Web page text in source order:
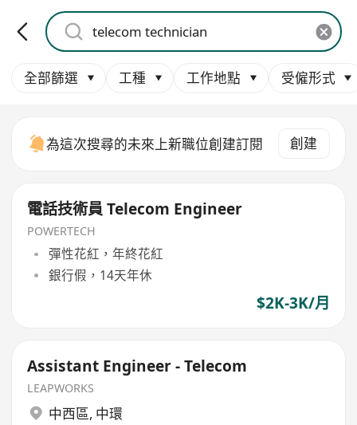
全部篩選 工種 工作地點 受僱形式
為這次搜尋的未來上新職位創建訂閱 創建
電話技術員 Telecom Engineer
POWERTECH
彈性花紅，年終花紅
銀行假，14天年休
$2K-3K/月
Assistant Engineer - Telecom
LEAPWORKS
中西區, 中環